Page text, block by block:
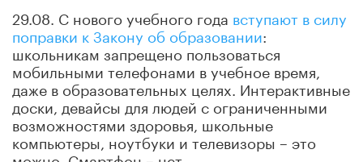
29.08. С нового учебного года вступают в силу
поправки к Закону об образовании:
школьникам запрещено пользоваться
мобильными телефонами в учебное время,
даже в образовательных целях. Интерактивные
доски, девайсы для людей с ограниченными
возможностями здоровья, школьные
компьютеры, ноутбуки и телевизоры – это